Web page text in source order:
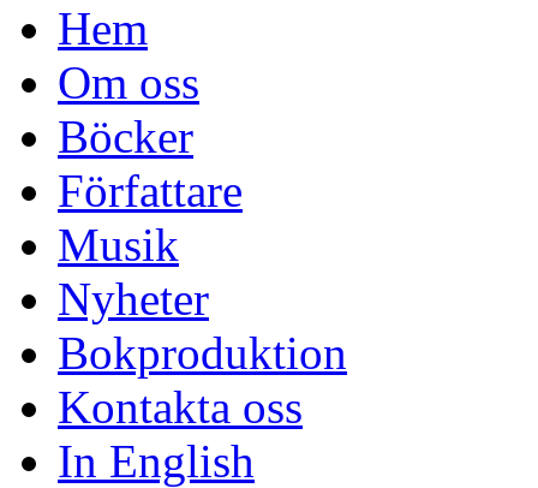
Hem
Om oss
Böcker
Författare
Musik
Nyheter
Bokproduktion
Kontakta oss
In English